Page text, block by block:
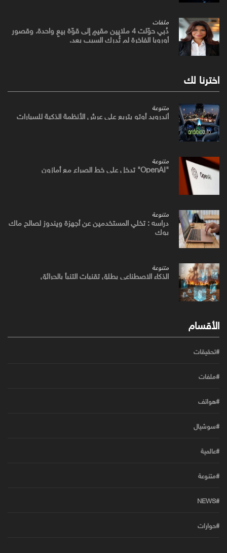
ملفات
دُبي حوّلت 4 ملايين مقيمٍ إلى قوّة بيعٍ واحدة. وقصور
أوروبا الفاخرة لم تُدرك السبب بعد.
اخترنا لك
متنوعة
أندرويد أوتو يتربع علي عرش الأنظمة الذكية للسيارات
متنوعة
"OpenAI" تدخل علي خط الصراع مع أمازون
متنوعة
دراسه : تخلي المستخدمين عن أجهزة ويندوز لصالح ماك
بوك
متنوعة
الذكاء الاصطناعي يطلق تقنيات التنبأ بالحرائق
الأقسام
#تحقيقات
#ملفات
#هواتف
#سوشيال
#عالمية
#متنوعة
#NEWS
#حوارات